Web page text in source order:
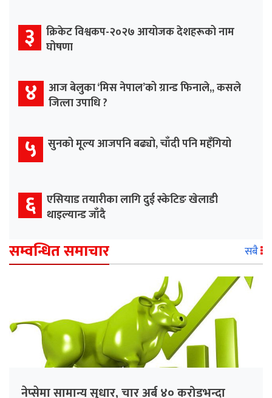
३ क्रिकेट विश्वकप-२०२७ आयोजक देशहरूको नाम
घोषणा
४ आज बेलुका ‘मिस नेपाल’को ग्रान्ड फिनाले,, कसले
जित्ला उपाधि ?
५ सुनको मूल्य आजपनि बढ्यो, चाँदी पनि महँगियो
६ एसियाड तयारीका लागि दुई स्केटिङ खेलाडी
थाइल्यान्ड जाँदै
सम्वन्धित समाचार सबै
नेप्सेमा सामान्य सुधार, चार अर्ब ४० करोडभन्दा